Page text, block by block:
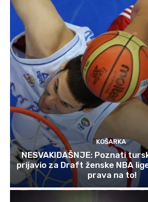
KOŠARKA
NESVAKIDAŠNJE: Poznati
prijavio za Draft ženske NBA
prava na to!